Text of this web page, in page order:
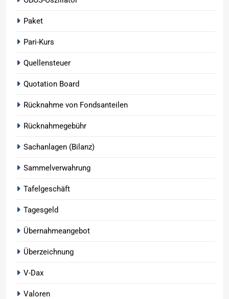
Paket
Pari-Kurs
Quellensteuer
Quotation Board
Rücknahme von Fondsanteilen
Rücknahmegebühr
Sachanlagen (Bilanz)
Sammelverwahrung
Tafelgeschäft
Tagesgeld
Übernahmeangebot
Überzeichnung
V-Dax
Valoren